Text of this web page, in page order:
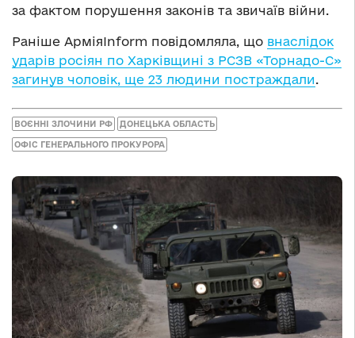
за фактом порушення законів та звичаїв війни.
Раніше АрміяInform повідомляла, що внаслідок
ударів росіян по Харківщині з РСЗВ «Торнадо-С»
загинув чоловік, ще 23 людини постраждали.
ВОЄННІ ЗЛОЧИНИ РФ ДОНЕЦЬКА ОБЛАСТЬ
ОФІС ГЕНЕРАЛЬНОГО ПРОКУРОРА